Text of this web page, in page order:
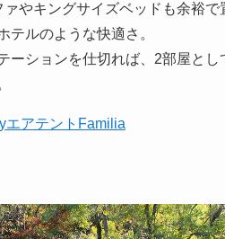
ァやキングサイズベッドも余裕で
テルのような快適さ。
ーションを仕切れば、2部屋とし
エアテントFamilia